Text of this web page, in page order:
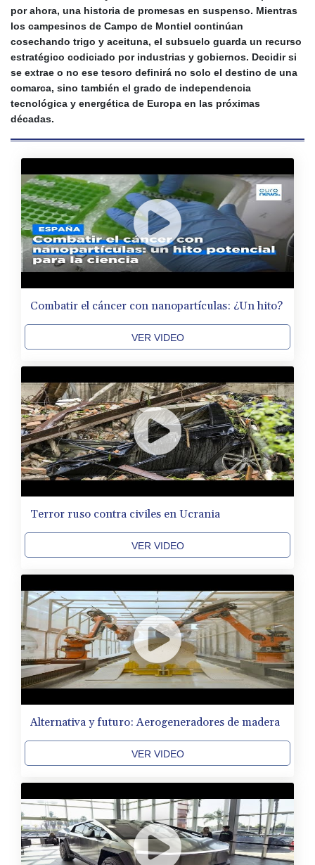
por ahora, una historia de promesas en suspenso. Mientras
los campesinos de Campo de Montiel continúan
cosechando trigo y aceituna, el subsuelo guarda un recurso
estratégico codiciado por industrias y gobiernos. Decidir si
se extrae o no ese tesoro definirá no solo el destino de una
comarca, sino también el grado de independencia
tecnológica y energética de Europa en las próximas
décadas.
Combatir el cáncer con nanopartículas: ¿Un hito?
VER VIDEO
Terror ruso contra civiles en Ucrania
VER VIDEO
Alternativa y futuro: Aerogeneradores de madera
VER VIDEO